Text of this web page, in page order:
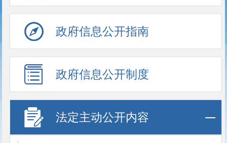
政府信息公开指南
政府信息公开制度
法定主动公开内容